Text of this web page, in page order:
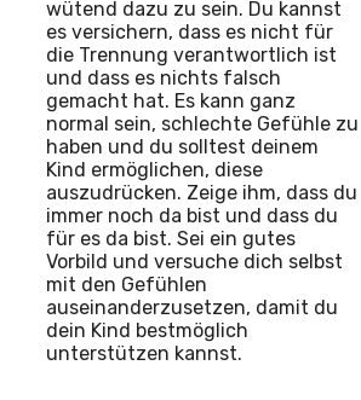
wütend dazu zu sein. Du kannst
es versichern, dass es nicht für
die Trennung verantwortlich ist
und dass es nichts falsch
gemacht hat. Es kann ganz
normal sein, schlechte Gefühle zu
haben und du solltest deinem
Kind ermöglichen, diese
auszudrücken. Zeige ihm, dass du
immer noch da bist und dass du
für es da bist. Sei ein gutes
Vorbild und versuche dich selbst
mit den Gefühlen
auseinanderzusetzen, damit du
dein Kind bestmöglich
unterstützen kannst.